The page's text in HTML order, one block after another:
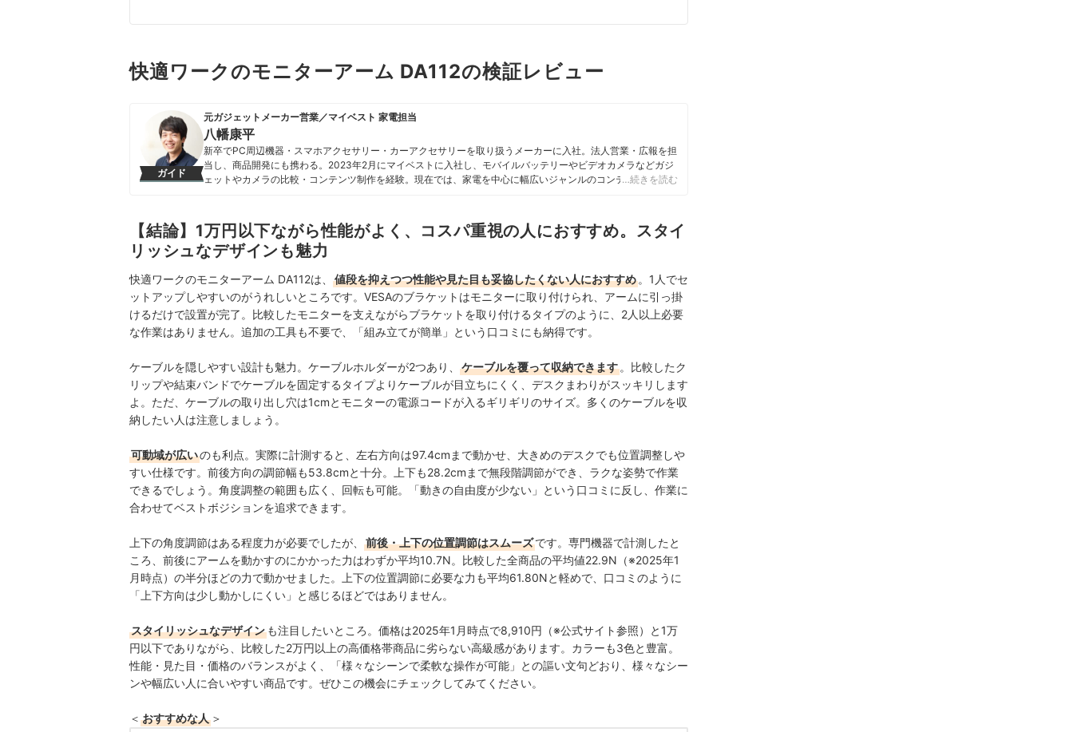
快適ワークのモニターアーム DA112の検証レビュー
ガイド
元ガジェットメーカー営業／マイベスト 家電担当
八幡康平
新卒でPC周辺機器・スマホアクセサリー・カーアクセサリーを取り扱うメーカーに入社。法人営業・広報を担
当し、商品開発にも携わる。2023年2月にマイベストに入社し、モバイルバッテリーやビデオカメラなどガジ
ェットやカメラの比較・コンテンツ制作を経験。現在では、家電を中心に幅広いジャンルのコンテンツ制作に
八幡康平のプロフィール
…続きを読む
【結論】1万円以下ながら性能がよく、コスパ重視の人におすすめ。スタイ
リッシュなデザインも魅力
快適ワークのモニターアーム DA112は、 値段を抑えつつ性能や見た目も妥協したくない人におすすめ 。1人でセ
ットアップしやすいのがうれしいところです。VESAのブラケットはモニターに取り付けられ、アームに引っ掛
けるだけで設置が完了。比較したモニターを支えながらブラケットを取り付けるタイプのように、2人以上必要
な作業はありません。追加の工具も不要で、「組み立てが簡単」という口コミにも納得です。
ケーブルを隠しやすい設計も魅力。ケーブルホルダーが2つあり、 ケーブルを覆って収納できます 。比較したク
リップや結束バンドでケーブルを固定するタイプよりケーブルが目立ちにくく、デスクまわりがスッキリします
よ。ただ、ケーブルの取り出し穴は1cmとモニターの電源コードが入るギリギリのサイズ。多くのケーブルを収
納したい人は注意しましょう。
可動域が広いのも利点。実際に計測すると、左右方向は97.4cmまで動かせ、大きめのデスクでも位置調整しや
すい仕様です。前後方向の調節幅も53.8cmと十分。上下も28.2cmまで無段階調節ができ、ラクな姿勢で作業
できるでしょう。角度調整の範囲も広く、回転も可能。「動きの自由度が少ない」という口コミに反し、作業に
合わせてベストボジションを追求できます。
上下の角度調節はある程度力が必要でしたが、 前後・上下の位置調節はスムーズです。専門機器で計測したと
ころ、前後にアームを動かすのにかかった力はわずか平均10.7N。比較した全商品の平均値22.9N（※2025年1
月時点）の半分ほどの力で動かせました。上下の位置調節に必要な力も平均61.80Nと軽めで、口コミのように
「上下方向は少し動かしにくい」と感じるほどではありません。
スタイリッシュなデザイン も注目したいところ。価格は2025年1月時点で8,910円（※公式サイト参照）と1万
円以下でありながら、比較した2万円以上の高価格帯商品に劣らない高級感があります。カラーも3色と豊富。
性能・見た目・価格のバランスがよく、「様々なシーンで柔軟な操作が可能」との謳い文句どおり、様々なシー
ンや幅広い人に合いやすい商品です。ぜひこの機会にチェックしてみてください。
＜ おすすめな人 ＞